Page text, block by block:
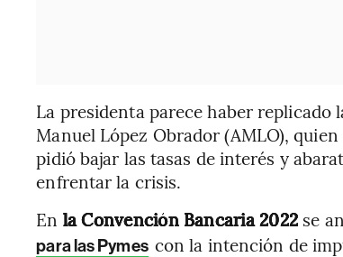
La presidenta parece haber replicado
Manuel López Obrador (AMLO),
pidió bajar las tasas de interés y
enfrentar la crisis.
En la Convención Bancaria 2022 se
para las Pymes con la intención de